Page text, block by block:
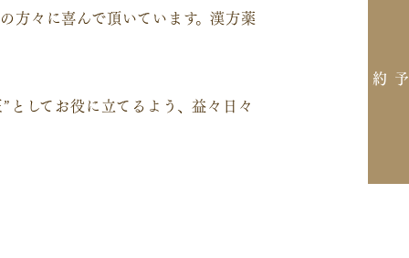
方々に喜んで頂いています。漢方薬
してお役に立てるよう、益々日々
ご予約